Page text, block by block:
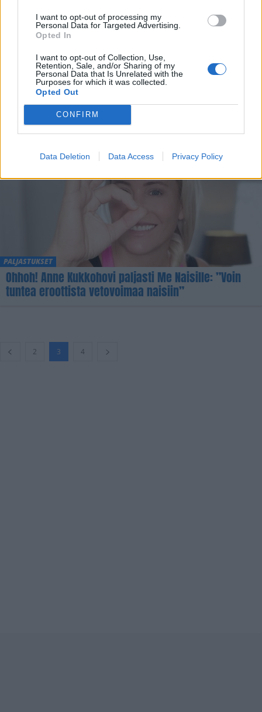
I want to opt-out of processing my
Personal Data for Targeted Advertising.
Opted In
I want to opt-out of Collection, Use,
Retention, Sale, and/or Sharing of my
Personal Data that Is Unrelated with the
Purposes for which it was collected.
Opted Out
CONFIRM
Data Deletion Data Access Privacy Policy
Oopperalaulaja Karita Mattilalta yllättävä ja suora
ulostulo: ”Iskin miehen. Sain seksiä. Nautin!”
PALJASTUKSET
Ohhoh! Anne Kukkohovi paljasti Me Naisille: ”Voin
tuntea eroottista vetovoimaa naisiin”
2 3 4